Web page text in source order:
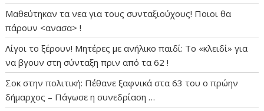
Μαθεύτηκαν τα νεα για τους συνταξιούχους! Ποιοι θα
πάρουν <ανασα> !
Λίγοι το ξέρουν! Μητέρες με ανήλικο παιδί: Το «κλειδί» για
να βγουν στη σύνταξη πριν από τα 62 !
Σοκ στην πολιτική: Πέθανε ξαφνικά στα 63 του ο πρώην
δήμαρχος – Πάγωσε η συνεδρίαση …